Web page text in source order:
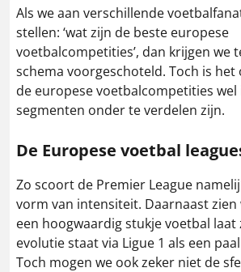
Als we aan verschillende
stellen: ‘wat zijn de beste europese
voetbalcompetities’, dan krijgen we
schema voorgeschoteld. Toch is
de europese voetbalcompetities wel
segmenten onder te verdelen zijn.
De Europese voetbal
Zo scoort de Premier League
vorm van intensiteit. Daarnaast zien
een hoogwaardig stukje voetbal laat
evolutie staat via Ligue 1 als een
Toch mogen we ook zeker niet de